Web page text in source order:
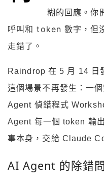
糊的回應。你
呼叫和 token 數字，但
走錯了。
Raindrop 在 5 月 14 日
這個場景不再發生：一
Agent 偵錯程式
Agent 每一個 token 輸
事本身，交給 Claude
AI Agent 的除錯